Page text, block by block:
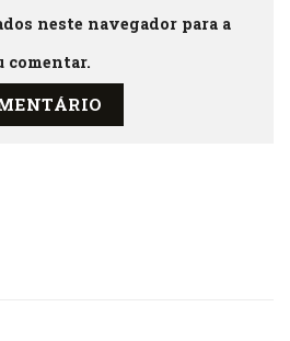
neste navegador para a
comentar.